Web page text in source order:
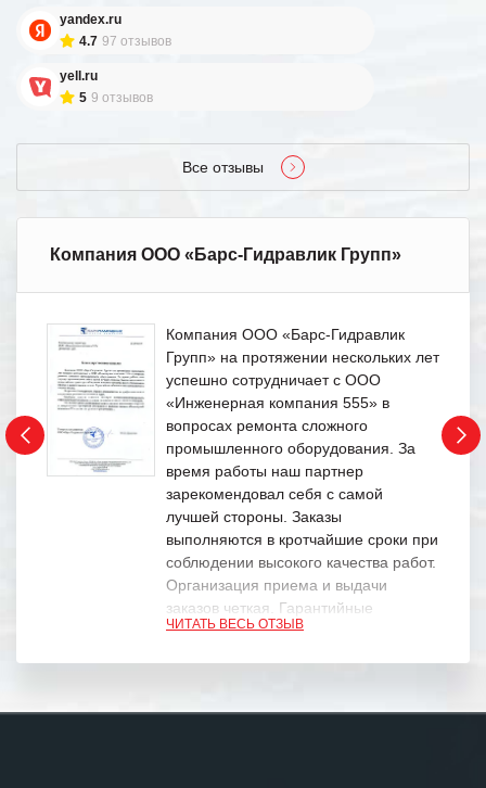
yandex.ru
4.7 97 отзывов
yell.ru
5 9 отзывов
Все отзывы
Компания ООО «Барс-Гидравлик Групп»
Компания ООО «Барс-Гидравлик
Групп» на протяжении нескольких лет
успешно сотрудничает с ООО
«Инженерная компания 555» в
вопросах ремонта сложного
промышленного оборудования. За
время работы наш партнер
зарекомендовал себя с самой
лучшей стороны. Заказы
выполняются в кротчайшие сроки при
соблюдении высокого качества работ.
Организация приема и выдачи
заказов четкая. Гарантийные
обязательства выполняются в
ЧИТАТЬ ВЕСЬ ОТЗЫВ